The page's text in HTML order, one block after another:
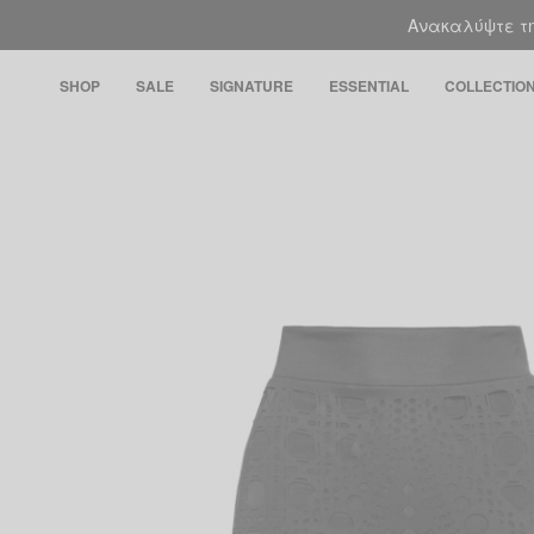
Ανακαλύψτε
SHOP SALE SIGNATURE ESSENTIAL